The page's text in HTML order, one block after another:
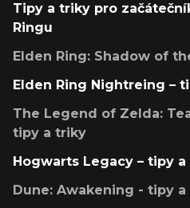
Tipy a triky pro
Ringu
Elden Ring: Shadow of
Elden Ring Nightreing –
The Legend of Zelda:
tipy a triky
Hogwarts Legacy – tipy
Dune: Awakening - tipy